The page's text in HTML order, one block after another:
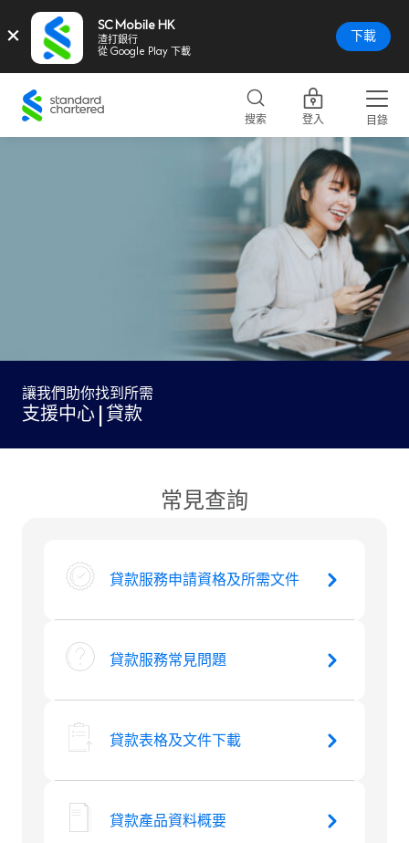
× SC Mobile HK
渣打銀行
從 Google Play 下載
下載
Standard
Chartered
Logo,
搜索 登入 目錄
讓我們助你找到所需
支援中心 | 貸款
常見查詢
貸款服務申請資格及所需文件
貸款服務常見問題
貸款表格及文件下載
貸款產品資料概要